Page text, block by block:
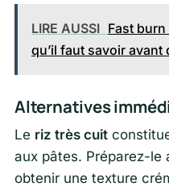
LIRE AUSSI Fast
qu’il faut savoir avant
Alternatives
Le riz très cuit
aux pâtes. Préparez-le
obtenir une texture